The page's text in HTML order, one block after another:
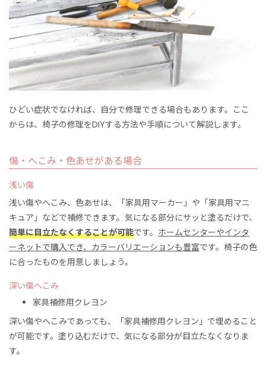
ひどい症状でなければ、自分で修理できる場合もあります。ここ
からは、椅子の修理をDIYする方法や手順について解説します。
傷・へこみ・色あせがある場合
浅い傷
浅い傷やへこみ、色あせは、「家具用マーカー」や「家具用マニ
キュア」などで補修できます。気になる部分にサッと塗るだけで、
簡単に目立たなくすることが可能です。 ホームセンターやインタ
ーネットで購入でき、カラーバリエーションも豊富です。椅子の色
に合ったものを用意しましょう。
深い傷へこみ
家具補修用クレヨン
深い傷やへこみであっても、「家具補修用クレヨン」で埋めること
が可能です。塗り込むだけで、気になる部分が目立たなくなりま
す。